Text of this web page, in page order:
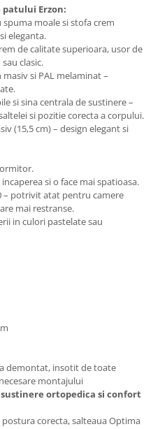
Erzon:
moale si stofa crem
eleganta.
de calitate superioara, usor de
clasic.
si PAL melaminat –
si sina centrala de sustinere –
si pozitie corecta a corpului.
(15,5 cm) – design elegant si
si o face mai spatioasa.
– potrivit atat pentru camere
mai restranse.
in culori pastelate sau
demontat, insotit de toate
montajului
ortopedica si confort
corecta, salteaua Optima